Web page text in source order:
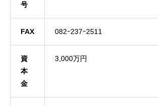
号
FAX 082ｰ237ｰ2511
資
本
金
3,000万円